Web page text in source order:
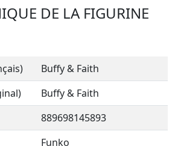
DE LA FIGURINE
Buffy & Faith
Buffy & Faith
889698145893
Funko